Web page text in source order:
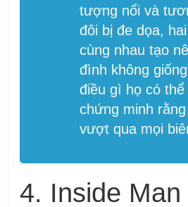
tượng nổi và
đôi bị đe dọa,
cùng nhau tạo
đình không
điều gì họ có
chứng minh
vượt qua mọi
4. Inside Man